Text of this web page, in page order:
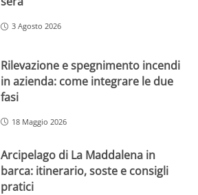
3 Agosto 2026
Rilevazione e spegnimento incendi
in azienda: come integrare le due
fasi
18 Maggio 2026
Arcipelago di La Maddalena in
barca: itinerario, soste e consigli
pratici